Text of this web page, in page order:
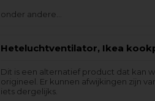
onder andere…
Heteluchtventilator, Ikea
Dit is een alternatief product dat kan
origineel. Er kunnen afwijkingen zijn
iets dergelijks.